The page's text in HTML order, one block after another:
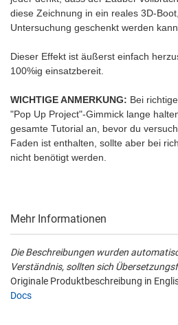
diese Zeichnung in ein reales 3D-
Untersuchung geschenkt werden kann.
Dieser Effekt ist äußerst einfach
100%ig einsatzbereit.
WICHTIGE ANMERKUNG: Bei
"Pop Up Project"-Gimmick lange
gesamte Tutorial an, bevor du
Faden ist enthalten, sollte aber bei
nicht benötigt werden.
Mehr Informationen
Die Beschreibungen wurden
Verständnis, sollten sich
Originale Produktbeschreibung in
Docs